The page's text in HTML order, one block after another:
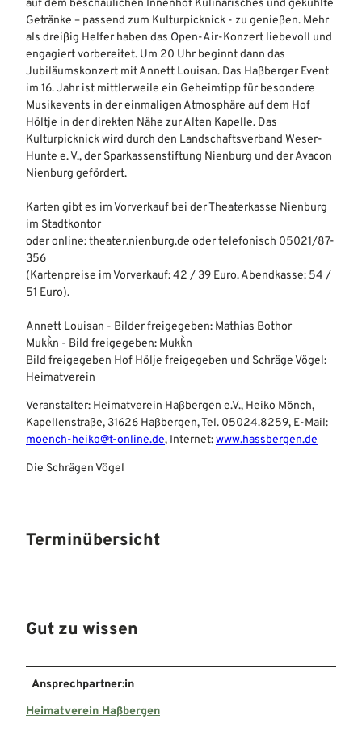
auf dem beschaulichen Innenhof Kulinarisches und gekühlte
Getränke – passend zum Kulturpicknick - zu genießen. Mehr
als dreißig Helfer haben das Open-Air-Konzert liebevoll und
engagiert vorbereitet. Um 20 Uhr beginnt dann das
Jubiläumskonzert mit Annett Louisan. Das Haßberger Event
im 16. Jahr ist mittlerweile ein Geheimtipp für besondere
Musikevents in der einmaligen Atmosphäre auf dem Hof
Höltje in der direkten Nähe zur Alten Kapelle. Das
Kulturpicknick wird durch den Landschaftsverband Weser-
Hunte e. V., der Sparkassenstiftung Nienburg und der Avacon
Nienburg gefördert.
Karten gibt es im Vorverkauf bei der Theaterkasse Nienburg
im Stadtkontor
oder online: theater.nienburg.de oder telefonisch 05021/87-
356
(Kartenpreise im Vorverkauf: 42 / 39 Euro. Abendkasse: 54 /
51 Euro).
Annett Louisan - Bilder freigegeben: Mathias Bothor
Mukk`n - Bild freigegeben: Mukk`n
Bild freigegeben Hof Hölje freigegeben und Schräge Vögel:
Heimatverein
Veranstalter: Heimatverein Haßbergen e.V., Heiko Mönch,
Kapellenstraße, 31626 Haßbergen, Tel. 05024.8259, E-Mail:
moench-heiko@t-online.de, Internet:www.hassbergen.de
Die Schrägen Vögel
Terminübersicht
Gut zu wissen
Ansprechpartner:in
Heimatverein Haßbergen